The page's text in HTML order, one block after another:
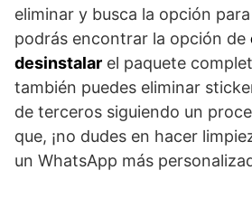
eliminar y busca la opción
podrás encontrar la opción de
desinstalar el paquete
también puedes eliminar
de terceros siguiendo un
que, ¡no dudes en hacer
un WhatsApp más